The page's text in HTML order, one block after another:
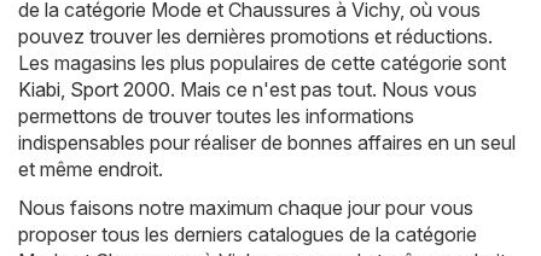
de la catégorie Mode et Chaussures à Vichy, où vous
pouvez trouver les dernières promotions et réductions.
Les magasins les plus populaires de cette catégorie sont
Kiabi, Sport 2000. Mais ce n'est pas tout. Nous vous
permettons de trouver toutes les informations
indispensables pour réaliser de bonnes affaires en un seul
et même endroit.
Nous faisons notre maximum chaque jour pour vous
proposer tous les derniers catalogues de la catégorie